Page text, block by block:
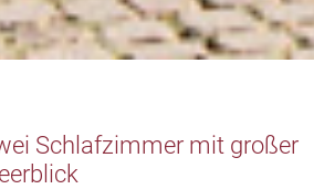
Schlafzimmer mit großer